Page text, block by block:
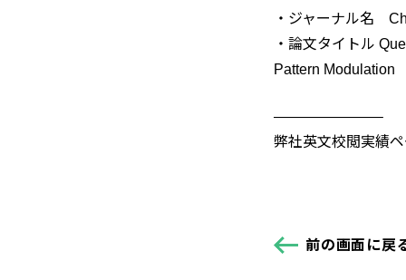
・ジャーナル名
・論文タイトル
Pattern Modulation
———————–
弊社英文校閲実績
前の画面に戻